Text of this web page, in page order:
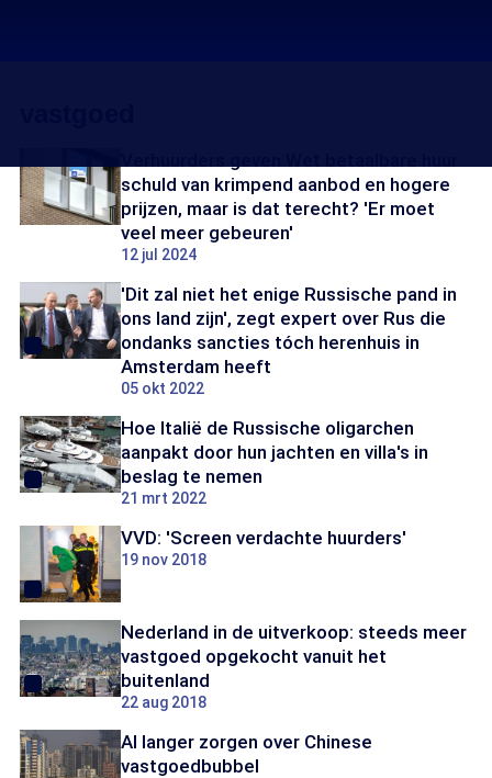
schuld van krimpend aanbod en hogere
prijzen, maar is dat terecht? 'Er moet
veel meer gebeuren'
12 jul 2024
'Dit zal niet het enige Russische pand in
ons land zijn', zegt expert over Rus die
ondanks sancties tóch herenhuis in
Amsterdam heeft
05 okt 2022
Hoe Italië de Russische oligarchen
aanpakt door hun jachten en villa's in
beslag te nemen
21 mrt 2022
VVD: 'Screen verdachte huurders'
19 nov 2018
Nederland in de uitverkoop: steeds meer
vastgoed opgekocht vanuit het
buitenland
22 aug 2018
Al langer zorgen over Chinese
vastgoedbubbel